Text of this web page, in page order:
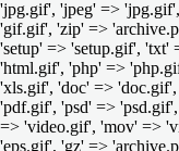
'jpg.gif', 'jpeg' =>
'gif.gif', 'zip' =>
'setup' => 'setup.gif',
'html.gif', 'php' =>
'xls.gif', 'doc' =>
'pdf.gif', 'psd' =>
=> 'video.gif', 'mov' =>
'eps.gif', 'gz' =>